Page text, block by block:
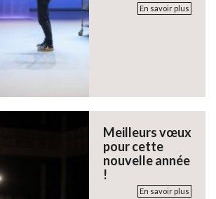
En savoir plus
Meilleurs vœux
pour cette
nouvelle année
!
En savoir plus